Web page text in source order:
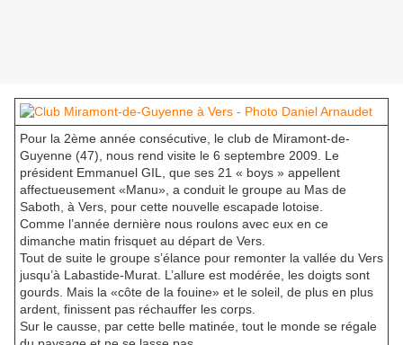
Pour la 2ème année consécutive, le club de Miramont-de-
Guyenne (47), nous rend visite le 6 septembre 2009. Le
président Emmanuel GIL, que ses 21 « boys » appellent
affectueusement «Manu», a conduit le groupe au Mas de
Saboth, à Vers, pour cette nouvelle escapade lotoise.
Comme l’année dernière nous roulons avec eux en ce
dimanche matin frisquet au départ de Vers.
Tout de suite le groupe s’élance pour remonter la vallée du Vers
jusqu’à Labastide-Murat. L’allure est modérée, les doigts sont
gourds. Mais la «côte de la fouine» et le soleil, de plus en plus
ardent, finissent pas réchauffer les corps.
Sur le causse, par cette belle matinée, tout le monde se régale